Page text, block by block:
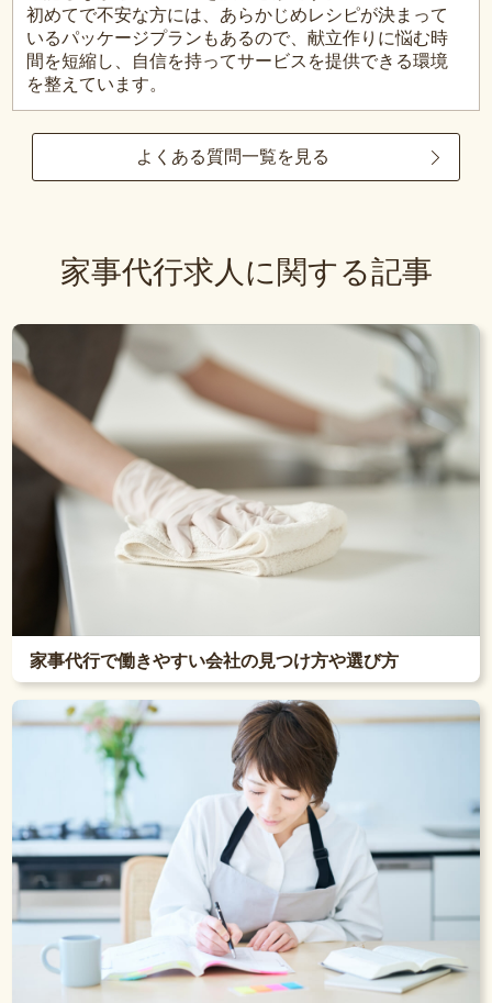
初めてで不安な方には、あらかじめレシピが決まって
いるパッケージプランもあるので、献立作りに悩む時
間を短縮し、自信を持ってサービスを提供できる環境
を整えています。
よくある質問一覧を見る
家事代行求人に関する記事
家事代行で働きやすい会社の見つけ方や選び方